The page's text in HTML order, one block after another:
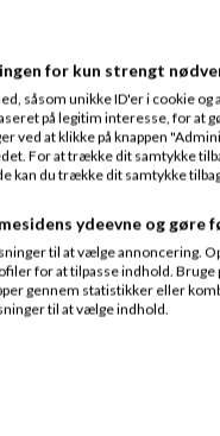
for det svar, det er HELT
Det er vi meget glade for.
arbejdes videre med.
TUSINDE tak for linket
skal spørge dem som
Sverige og andre steder
også får din ven
som
måde det foregår på i dag,
JA, men lovligt, JA...
for kun strengt
såsom unikke ID'er i cookie
på legitim interesse, for at
ved at klikke på knappen
For at trække dit samtykke
kan du trække dit samtykke
ydeevne og gøre
til at vælge annoncering.
for at tilpasse indhold.
gennem statistikker eller
til at vælge indhold.